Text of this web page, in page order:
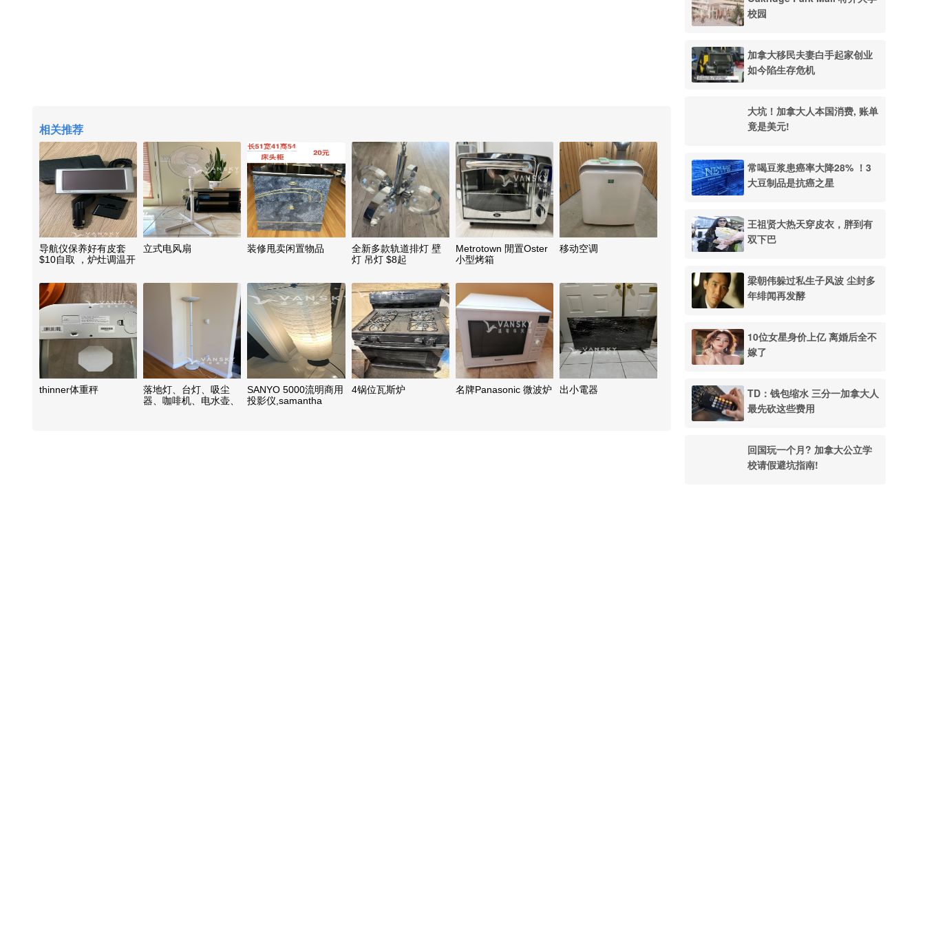
校园
加拿大移民夫妻白手起家创业
如今陷生存危机
大坑！加拿大人本国消费, 账单
竟是美元!
常喝豆浆患癌率大降28% ！3
大豆制品是抗癌之星
王祖贤大热天穿皮衣，胖到有
双下巴
梁朝伟躲过私生子风波 尘封多
年绯闻再发酵
10位女星身价上亿 离婚后全不
嫁了
TD：钱包缩水 三分一加拿大人
最先砍这些费用
回国玩一个月? 加拿大公立学
校请假避坑指南!
相关推荐
导航仪保养好有皮套
$10自取 ，炉灶调温开
种开关如下：
立式电风扇 装修甩卖闲置物品
全新多款轨道排灯 壁
灯 吊灯 $8起
Metrotown 閒置Oster
小型烤箱
移动空调
thinner体重秤
落地灯、台灯、吸尘
器、咖啡机、电水壶、
SANYO 5000流明商用
投影仪,samantha
4锅位瓦斯炉 名牌Panasonic 微波炉 出小電器